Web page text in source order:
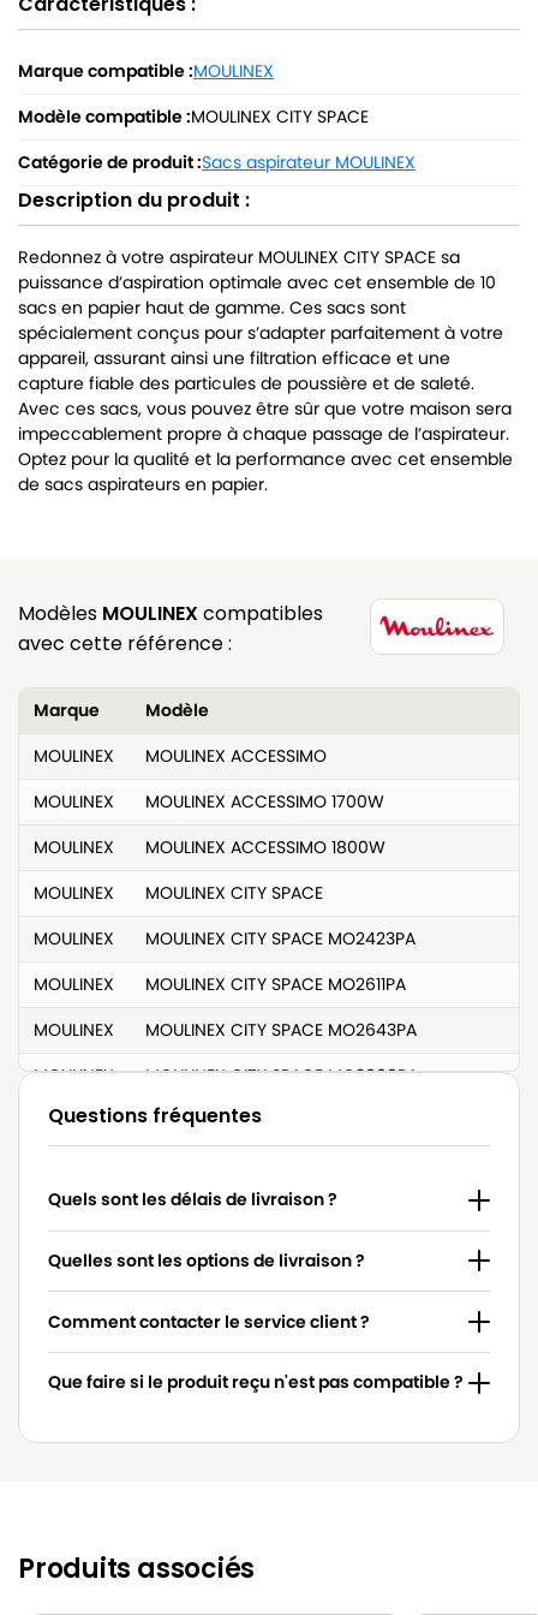
Marque compatible :MOULINEX
Modèle compatible :MOULINEX CITY SPACE
Catégorie de produit :Sacs aspirateur MOULINEX
Description du produit :
Redonnez à votre aspirateur MOULINEX CITY SPACE sa
puissance d’aspiration optimale avec cet ensemble de 10
sacs en papier haut de gamme. Ces sacs sont
spécialement conçus pour s’adapter parfaitement à votre
appareil, assurant ainsi une filtration efficace et une
capture fiable des particules de poussière et de saleté.
Avec ces sacs, vous pouvez être sûr que votre maison sera
impeccablement propre à chaque passage de l’aspirateur.
Optez pour la qualité et la performance avec cet ensemble
de sacs aspirateurs en papier.
Modèles MOULINEXcompatibles
avec cette référence :
Marque
Modèle
MOULINEX
MOULINEX ACCESSIMO
MOULINEX
MOULINEX ACCESSIMO 1700W
MOULINEX
MOULINEX ACCESSIMO 1800W
MOULINEX
MOULINEX CITY SPACE
MOULINEX
MOULINEX CITY SPACE MO2423PA
MOULINEX
MOULINEX CITY SPACE MO2611PA
MOULINEX
MOULINEX CITY SPACE MO2643PA
MOULINEX
MOULINEX CITY SPACE MO2669PA
MOULINEX
MOULINEX CITY SPACE SMART ET COMPACT
MOULINEX
MOULINEX COMPACTEO 1800W
MOULINEX
MOULINEX COMPACTEO 1900W
MOULINEX
MOULINEX COMPACTEO ERGO 2000W
MOULINEX
MOULINEX COMPACTEO MT0005 01
MOULINEX
MOULINEX COMPACTEO MT000501 01
MOULINEX
MOULINEX MO 1527
Questions fréquentes
Quels sont les délais de livraison ?
Quelles sont les options de livraison ?
Comment contacter le service client ?
Que faire si le produit reçu n'est pas compatible ?
Produits associés